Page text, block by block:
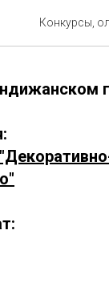
Конкурсы,